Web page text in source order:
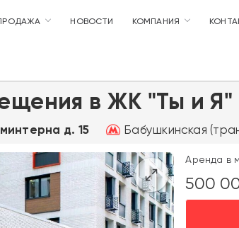
НОВОСТИ КОМПАНИЯ
в ЖК "Ты и Я"
д. 15 Бабушкинская
Аренда в
500